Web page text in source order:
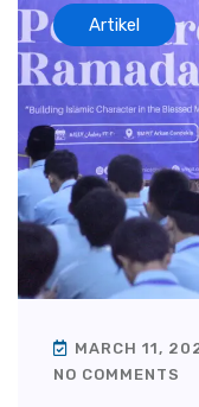
Artikel
MARCH 11,
NO COMMENTS